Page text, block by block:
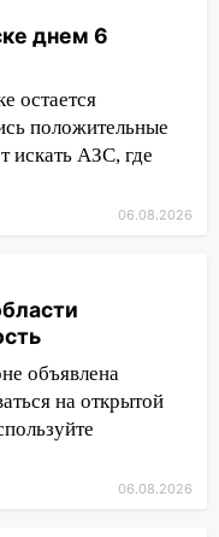
утонул
коршун
помогли
украли два
какая будет
ульяновские
засудить УК
днем 6
остается
положительные
искать АЗС, где
06.08.2026
объявлена
на открытой
06.08.2026